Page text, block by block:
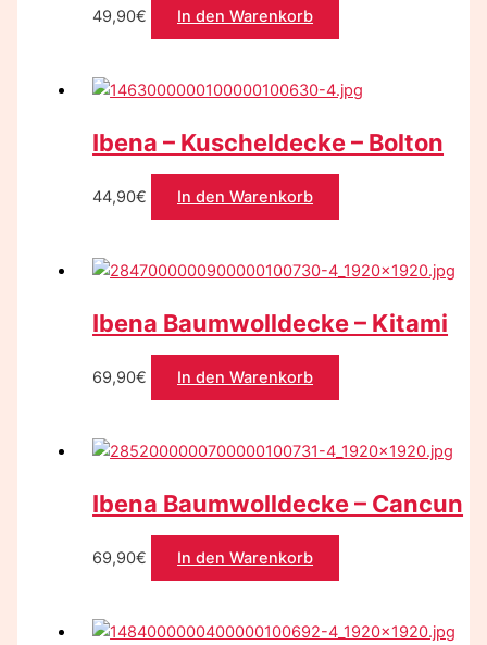
49,90€ In den Warenkorb
Ibena – Kuscheldecke – Bolton
44,90€ In den Warenkorb
Ibena Baumwolldecke – Kitami
69,90€ In den Warenkorb
Ibena Baumwolldecke – Cancun
69,90€ In den Warenkorb